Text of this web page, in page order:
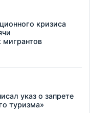
кризиса
мигрантов
указ о запрете
туризма»